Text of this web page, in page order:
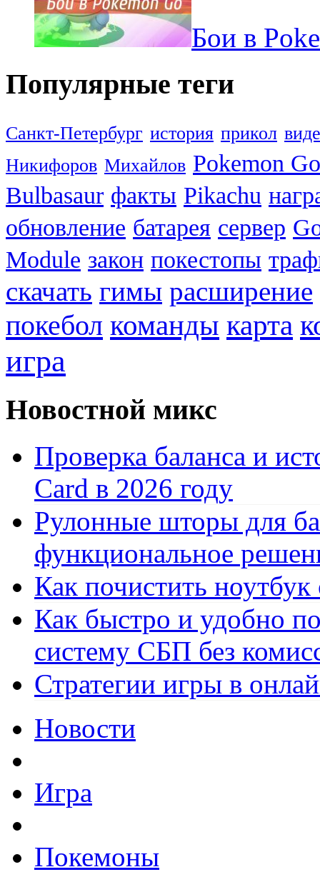
Бои в
Популярные теги
Санкт-Петербург история прикол
Никифоров Михайлов Pokemon Go
Bulbasaur факты Pikachu
обновление батарея сервер
Module закон покестопы
скачать гимы расширение
покебол команды карта
игра
Новостной микс
Проверка баланса и
Card в 2026 году
Рулонные шторы для
функциональное
Как почистить
Как быстро и удобно
систему СБП без
Стратегии игры в
Новости
Игра
Покемоны